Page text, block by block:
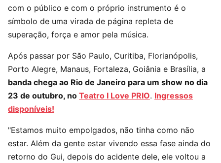
com o público e com o próprio instrumento é o
símbolo de uma virada de página repleta de
superação, força e amor pela música.
Após passar por São Paulo, Curitiba, Florianópolis,
Porto Alegre, Manaus, Fortaleza, Goiânia e Brasília, a
banda chega ao Rio de Janeiro para um show no dia
23 de outubro, no Teatro I Love PRIO. Ingressos
disponíveis!
"Estamos muito empolgados, não tinha como não
estar. Além da gente estar vivendo essa fase ainda do
retorno do Gui, depois do acidente dele, ele voltou a